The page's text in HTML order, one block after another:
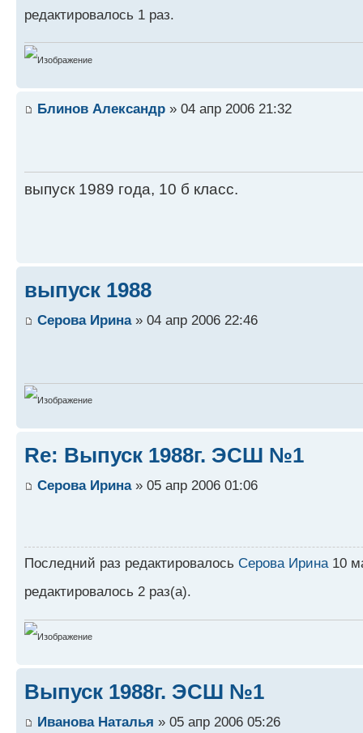
редактировалось 1 раз.
Блинов Александр » 04 апр 2006 21:32
выпуск 1989 года, 10 б класс.
выпуск 1988
Серова Ирина» 04 апр 2006 22:46
Re: Выпуск 1988г. ЭСШ №1
Серова Ирина» 05 апр 2006 01:06
Последний раз редактировалось Серова Ирина10
редактировалось 2 раз(а).
Выпуск 1988г. ЭСШ №1
Иванова Наталья » 05 апр 2006 05:26